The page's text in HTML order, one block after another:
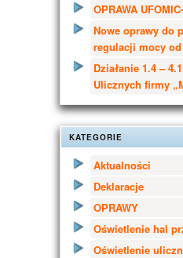
OPRAWA
Nowe oprawy do
regulacji mocy od
Działanie 1.4 –
Ulicznych firmy
KATEGORIE
Aktualności
Deklaracje
OPRAWY
Oświetlenie hal
Oświetlenie